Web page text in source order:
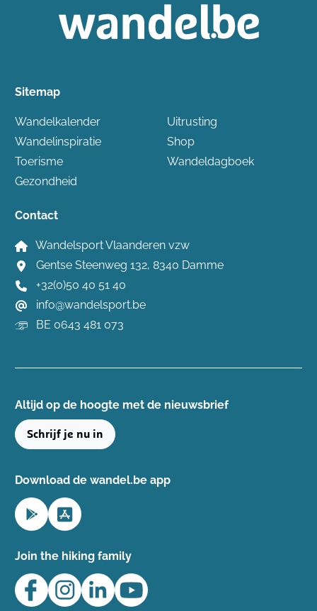
Sitemap
Wandelkalender
Wandelinspiratie
Toerisme
Gezondheid
Uitrusting
Shop
Wandeldagboek
Contact
Wandelsport Vlaanderen vzw
Gentse Steenweg 132, 8340 Damme
+32(0)50 40 51 40
info@wandelsport.be
BE 0643 481 073
Altijd op de hoogte ​met de nieuwsbrief
Schrijf je nu in
Download de wandel.be app
Join the hiking family